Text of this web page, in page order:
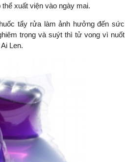
xuất viện vào ngày mai.
tẩy rửa làm ảnh hưởng đến sức
trọng và suýt thì tử vong vì nuốt
Len.